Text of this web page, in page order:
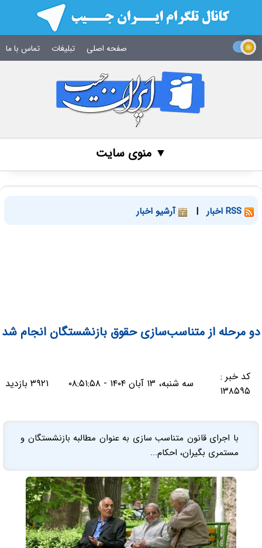
صفحه اصلی تبلیغات تماس با ما
▼ منوی سایت
| آرشیو اخبار
دو مرحله از متناسب‌سازی حقوق بازنشستگان انجام شد
کد خبر :
۱۳۸۵۹۵
سه شنبه، ۱۳ آبان ۱۴۰۴ - ۰۸:۵۱:۵۸ ۳۹۲۱ بازدید
با اجرای قانون متناسب سازی به عنوان مطالبه بازنشستگان و
مستمری بگیران، احکام...